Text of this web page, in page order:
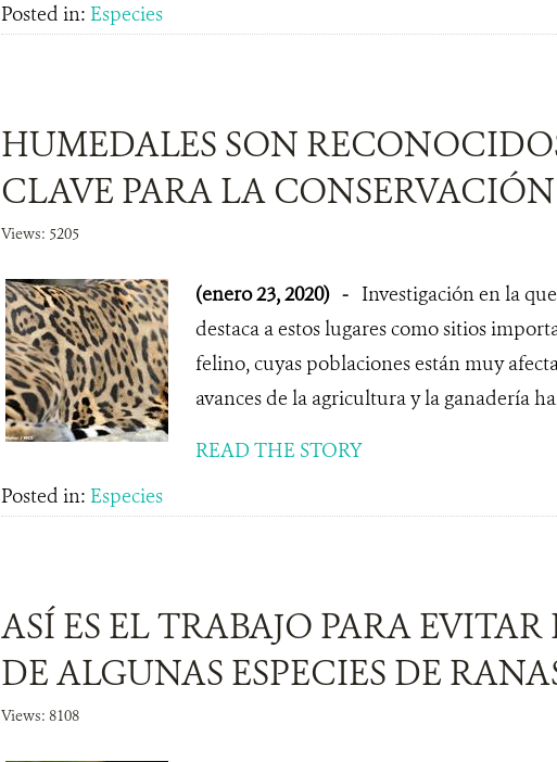
Posted in: Especies
HUMEDALES SON
CLAVE PARA LA
Views: 5205
(enero 23, 2020) - Investigación en la
destaca a estos lugares como sitios
felino, cuyas poblaciones están muy
avances de la agricultura y la ganadería
READ THE STORY
Posted in: Especies
ASÍ ES EL TRABAJO PARA
DE ALGUNAS ESPECIES DE
Views: 8108